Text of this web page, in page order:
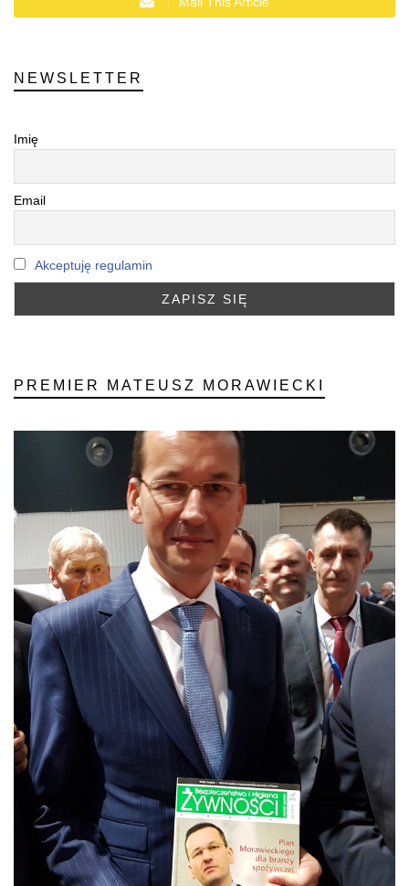
NEWSLETTER
Imię
Email
Akceptuję regulamin
PREMIER MATEUSZ MORAWIECKI